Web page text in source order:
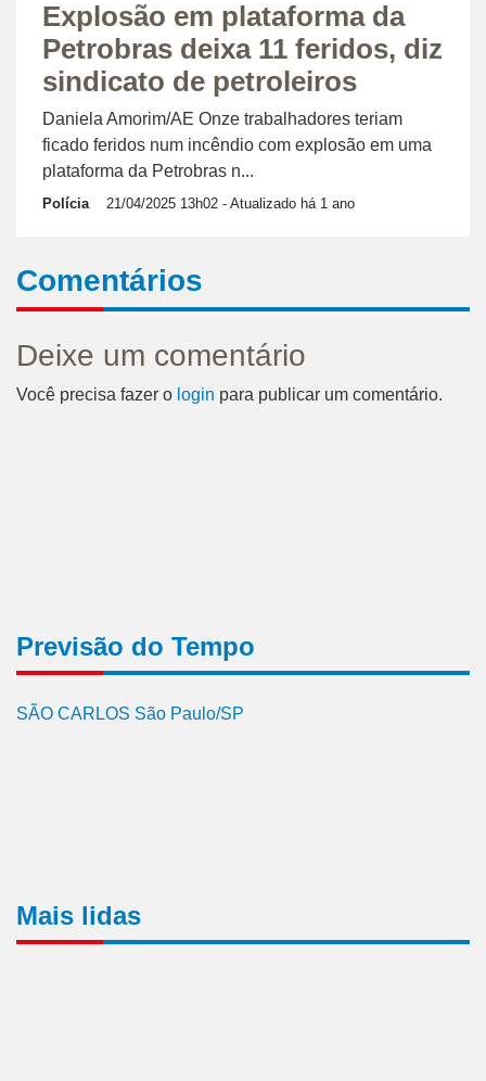
Explosão em plataforma da
Petrobras deixa 11 feridos, diz
sindicato de petroleiros
Daniela Amorim/AE Onze trabalhadores teriam
ficado feridos num incêndio com explosão em uma
plataforma da Petrobras n...
Polícia 21/04/2025 13h02 - Atualizado há 1 ano
Comentários
Deixe um comentário
Você precisa fazer o login para publicar um comentário.
Previsão do Tempo
SÃO CARLOS São Paulo/SP
Mais lidas